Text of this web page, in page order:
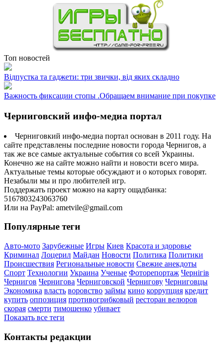
Топ новостей
Відпустка та гаджети: три звички, від яких складно
Важность фиксации стопы .Обращаем внимание при покупке
Черниговский инфо-медиа портал
Черниговкий инфо-медиа портал основан в 2011 году. На
сайте представлены последние новости города Чернигов, а
так же все самые актуальные события со всей Украины.
Конечно же на сайте можно найти и новости всего мира.
Актуальные темы которые обсуждают и о которых говорят.
Незабыли мы и про любителей игр.
Поддержать проект можно на карту ощадбанка:
5167803243063760
Или на PayPal: ametvile@gmail.com
Популярные теги
Авто-мото Зарубежные Игры Киев Красота и здоровье
Криминал Лоцерил Майдан Новости Политика Политики
Происшествия Региональные новости Свежие анекдоты
Спорт Технологии Украина Ученые Фоторепортаж Чернігів
Чернигов Чернигова Черниговской Чернигову Черниговцы
Экономика власть воровство займы кино коррупция кредит
купить оппозиция противогрибковый ресторан велюров
скорая смерти тимошенко убивает
Показать все теги
Контакты редакции